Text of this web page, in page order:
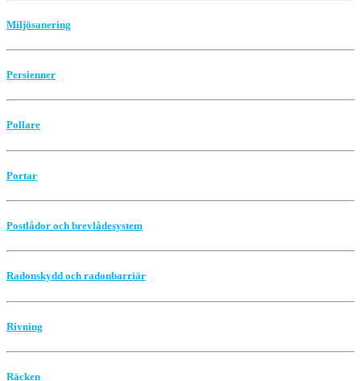
Miljösanering
Persienner
Pollare
Portar
Postlådor och brevlådesystem
Radonskydd och radonbarriär
Rivning
Räcken